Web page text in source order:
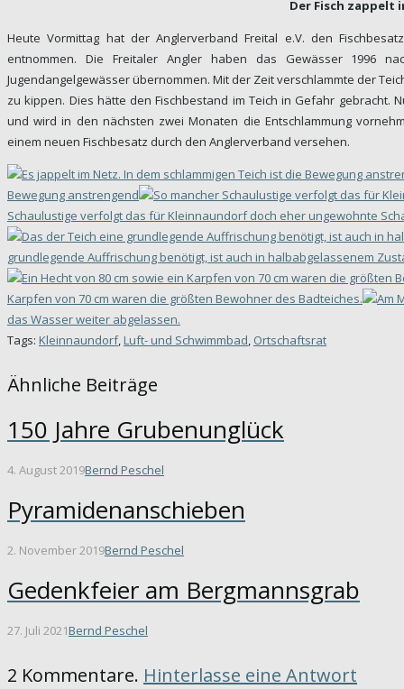
Der Fisch zappelt
Heute Vormittag hat der Anglerverband Freital e.V. den
entnommen. Die Freitaler Angler haben das Gewässer 1996
Jugendangelgewässer übernommen. Mit der Zeit verschlammte der
zu kippen. Dies hätte den Fischbestand im Teich in Gefahr gebracht.
und wird in den nächsten zwei Monaten die Entschlammung
einem neuen Fischbesatz durch den Anglerverband versehen.
Bewegung anstrengend
Schaulustige verfolgt das für Kleinnaundorf doch eher ungewohnte
grundlegende Auffrischung benötigt, ist auch in halbabgelassenem
Karpfen von 70 cm waren die größten Bewohner des Badteiches.
das Wasser weiter abgelassen.
Tags: Kleinnaundorf,Luft- und Schwimmbad, Ortschaftsrat
Ähnliche Beiträge
150 Jahre Grubenunglück
4. August 2019Bernd Peschel
Pyramidenanschieben
2. November 2019Bernd Peschel
Gedenkfeier am Bergmannsgrab
27. Juli 2021Bernd Peschel
2 Kommentare. Hinterlasse eine Antwort